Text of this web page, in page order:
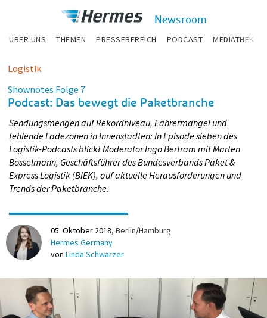
Newsroom
ÜBER UNS THEMEN PRESSEBEREICH PODCAST MEDIATHEK
Logistik
Shownotes Folge 7
Podcast: Das bewegt die Paketbranche
Sendungsmengen auf Rekordniveau, Fahrermangel und
fehlende Ladezonen in Innenstädten: In Episode sieben des
Logistik-Podcasts blickt Moderator Ingo Bertram mit Marten
Bosselmann, Geschäftsführer des Bundesverbands Paket &
Express Logistik (BIEK), auf aktuelle Herausforderungen und
Trends der Paketbranche.
05. Oktober 2018 Berlin/Hamburg
Hermes Germany
von Linda Schwarzer